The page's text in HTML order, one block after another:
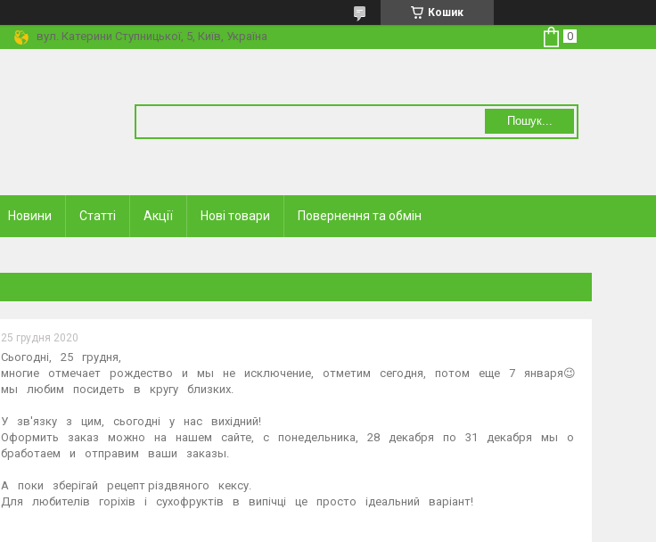
Кошик
вул. Катерини Ступницької, 5, Київ, Україна
Пошук...
Новини Статті Акції Нові товари Повернення та обмін
25 грудня 2020
Сьогодні,⠀25⠀грудня,
многие⠀отмечает⠀рождество⠀и⠀мы⠀не⠀исключение,⠀отметим⠀сегодня,⠀потом⠀еще⠀7⠀января😉
мы⠀любим⠀посидеть⠀в⠀кругу⠀близких.⁣⁣⠀
У⠀зв'язку⠀з⠀цим,⠀сьогодні⠀у⠀нас⠀вихідний!⁣⁣⠀
Оформить⠀заказ⠀можно⠀на⠀нашем⠀сайте,⠀с⠀понедельника,⠀28⠀декабря⠀по⠀31⠀декабря⠀мы⠀о
бработаем⠀и⠀отправим⠀ваши⠀заказы.⁣⁣⠀
А⠀поки⠀зберігай⠀рецепт різдвяного⠀кексу.⠀⁣⁣⠀
Для⠀любителів⠀горіхів⠀і⠀сухофруктів⠀в⠀випічці⠀це⠀просто⠀ідеальний⠀варіант!⁣⁣⠀